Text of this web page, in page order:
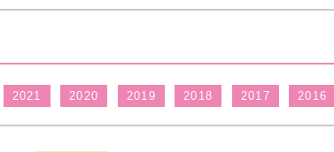
2021 2020 2019 2018 2017 2016